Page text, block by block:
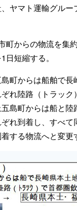
ヤマト運輸グル
町からの物流を集
短縮する。
町からは船舶で
れ陸路（トラッ
島町からは船と
れ到着し、すべ
する物流へと変更